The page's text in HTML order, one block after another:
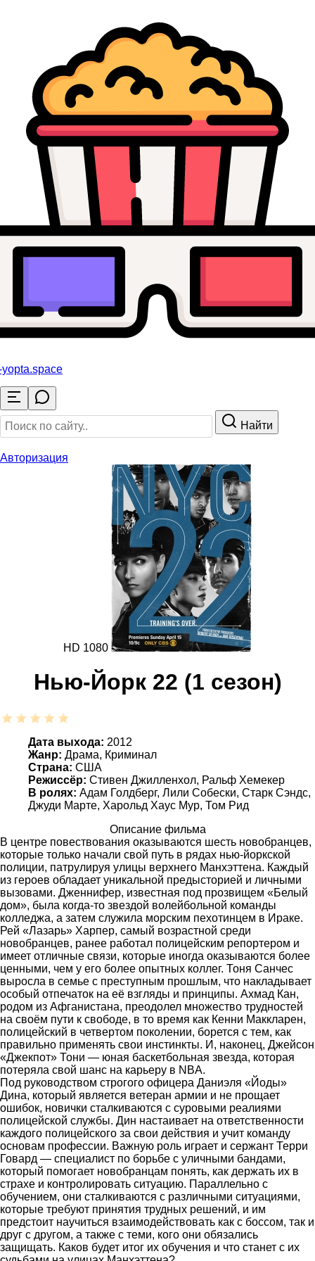
.space
Найти
Авторизация
HD 1080
Нью-Йорк 22 (1 сезон)
Дата выхода: 2012
Жанр: Драма, Криминал
Страна: США
Режиссёр: Стивен Джилленхол, Ральф Хемекер
В ролях: Адам Голдберг, Лили Собески, Старк Сэндс,
Джуди Марте, Харольд Хаус Мур, Том Рид
Описание фильма
В центре повествования оказываются шесть новобранцев,
которые только начали свой путь в рядах нью-йоркской
полиции, патрулируя улицы верхнего Манхэттена. Каждый
из героев обладает уникальной предысторией и личными
вызовами. Дженнифер, известная под прозвищем «Белый
дом», была когда-то звездой волейбольной команды
колледжа, а затем служила морским пехотинцем в Ираке.
Рей «Лазарь» Харпер, самый возрастной среди
новобранцев, ранее работал полицейским репортером и
имеет отличные связи, которые иногда оказываются более
ценными, чем у его более опытных коллег. Тоня Санчес
выросла в семье с преступным прошлым, что накладывает
особый отпечаток на её взгляды и принципы. Ахмад Кан,
родом из Афганистана, преодолел множество трудностей
на своём пути к свободе, в то время как Кенни Маккларен,
полицейский в четвертом поколении, борется с тем, как
правильно применять свои инстинкты. И, наконец, Джейсон
«Джекпот» Тони — юная баскетбольная звезда, которая
потеряла свой шанс на карьеру в NBA.
Под руководством строгого офицера Даниэля «Йоды»
Дина, который является ветеран армии и не прощает
ошибок, новички сталкиваются с суровыми реалиями
полицейской службы. Дин настаивает на ответственности
каждого полицейского за свои действия и учит команду
основам профессии. Важную роль играет и сержант Терри
Говард — специалист по борьбе с уличными бандами,
который помогает новобранцам понять, как держать их в
страхе и контролировать ситуацию. Параллельно с
обучением, они сталкиваются с различными ситуациями,
которые требуют принятия трудных решений, и им
предстоит научиться взаимодействовать как с боссом, так и
друг с другом, а также с теми, кого они обязались
защищать. Каков будет итог их обучения и что станет с их